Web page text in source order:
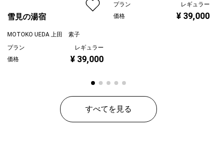
雪見の湯宿
MOTOKO UEDA 上田 素子
プラン
レギュラー
価格
¥ 39,000
プラン
レギュラー
価格
¥ 39,000
すべてを見る